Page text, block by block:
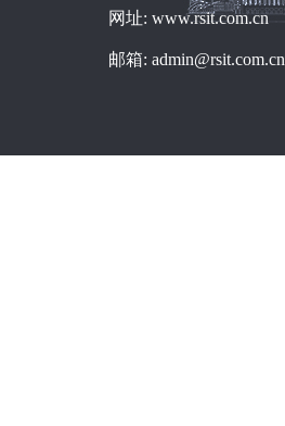
网址: www.rsit.com.cn
邮箱: admin@rsit.com.cn